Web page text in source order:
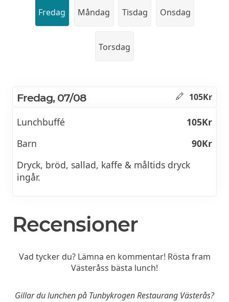
Fredag Måndag Tisdag Onsdag
Torsdag
Fredag, 07/08 105Kr
Lunchbuffé
105Kr
Barn
90Kr
Dryck, bröd, sallad, kaffe & måltids dryck
ingår.
Recensioner
Vad tycker du? Lämna en kommentar! Rösta fram
Västeråss bästa lunch!
Gillar du lunchen på Tunbykrogen Restaurang Västerås?